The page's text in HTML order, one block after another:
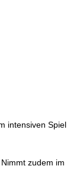
intensiven Spiel
zudem im